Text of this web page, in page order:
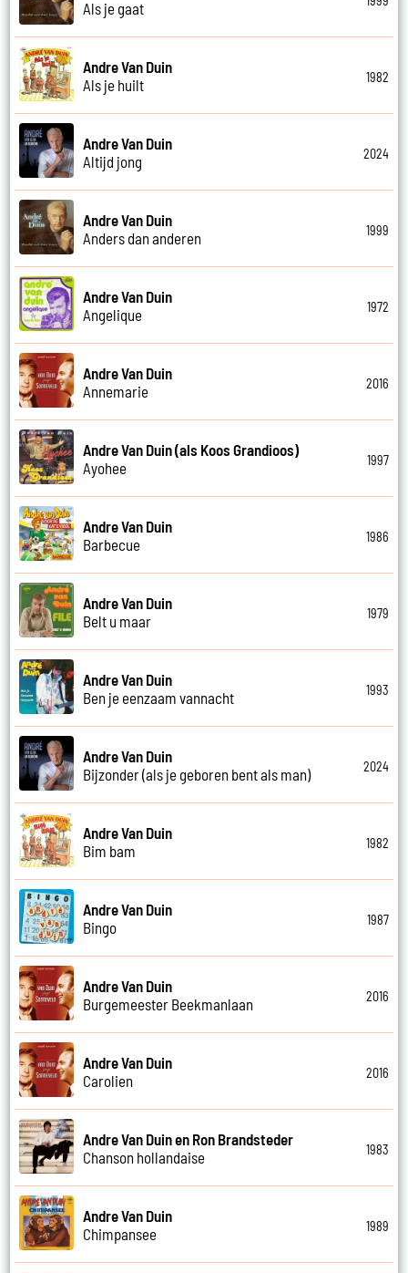
Als je gaat
Andre Van Duin
Als je huilt
1982
Andre Van Duin
Altijd jong
2024
Andre Van Duin
Anders dan anderen
1999
Andre Van Duin
Angelique
1972
Andre Van Duin
Annemarie
2016
Andre Van Duin (als Koos Grandioos)
Ayohee
1997
Andre Van Duin
Barbecue
1986
Andre Van Duin
Belt u maar
1979
Andre Van Duin
Ben je eenzaam vannacht
1993
Andre Van Duin
Bijzonder (als je geboren bent als man)
2024
Andre Van Duin
Bim bam
1982
Andre Van Duin
Bingo
1987
Andre Van Duin
Burgemeester Beekmanlaan
2016
Andre Van Duin
Carolien
2016
Andre Van Duin en Ron Brandsteder
Chanson hollandaise
1983
Andre Van Duin
Chimpansee
1989